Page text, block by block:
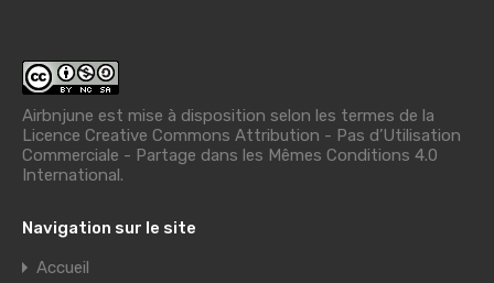
Airbnjune est mise à disposition selon les termes de la
Licence Creative Commons Attribution - Pas d’Utilisation
Commerciale - Partage dans les Mêmes Conditions 4.0
International.
Navigation sur le site
Accueil